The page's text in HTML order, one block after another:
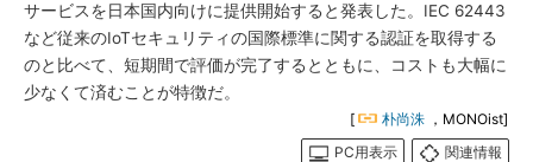
サービスを日本国内向けに提供開始すると発表した。IEC 62443
など従来のIoTセキュリティの国際標準に関する認証を取得する
のと比べて、短期間で評価が完了するとともに、コストも大幅に
少なくて済むことが特徴だ。
[ 朴尚洙 ，MONOist]
PC用表示
関連情報